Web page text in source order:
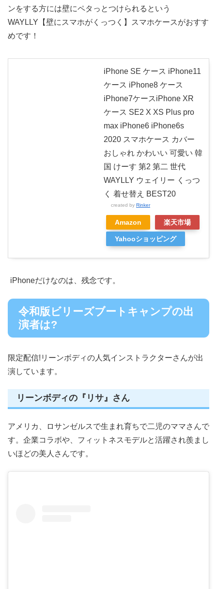
ンをする方には壁にペタっとつけられるという
WAYLLY【壁にスマホがくっつく】スマホケースがおすす
めです！
iPhone SE ケース iPhone11
ケース iPhone8 ケース
iPhone7ケースiPhone XR
ケース SE2 X XS Plus pro
max iPhone6 iPhone6s
2020 スマホケース カバー
おしゃれ かわいい 可愛い 韓
国 けーす 第2 第二 世代
WAYLLY ウェイリー くっつ
く 着せ替え BEST20
created by Rinker
Amazon 楽天市場
Yahooショッピング
iPhoneだけなのは、残念です。
令和版ビリーズブートキャンプの出
演者は?
限定配信!リーンボディの人気インストラクターさんが出
演しています。
リーンボディの『リサ』さん
アメリカ、ロサンゼルスで生まれ育ちで二児のママさんで
す。企業コラボや、フィットネスモデルと活躍され羨まし
いほどの美人さんです。